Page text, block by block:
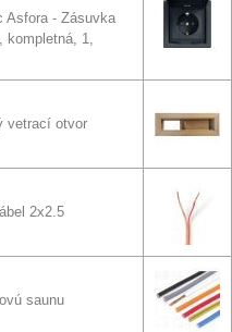
Asfora - Zásuvka
kompletná, 1,
vetrací otvor
2x2.5
saunu